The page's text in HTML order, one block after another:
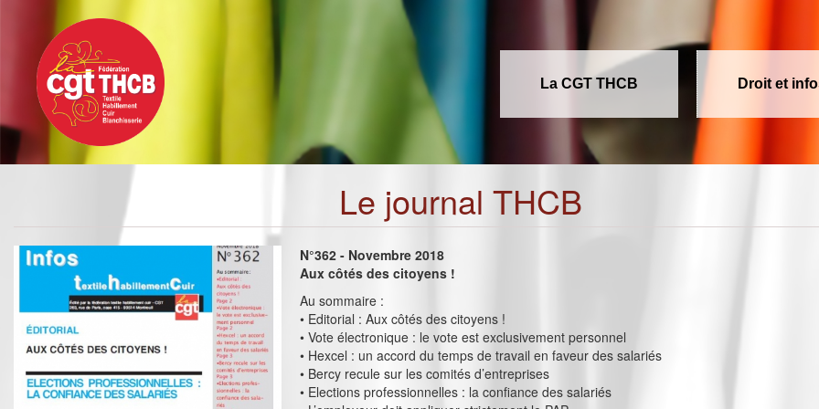
contenu
principal
La CGT THCB Droit et
Le journal THCB
N°362 - Novembre 2018
Aux côtés des citoyens !
Au sommaire :
• Editorial : Aux côtés des citoyens !
• Vote électronique : le vote est exclusivement personnel
• Hexcel : un accord du temps de travail en faveur des salariés
• Bercy recule sur les comités d’entreprises
• Elections professionnelles : la confiance des salariés